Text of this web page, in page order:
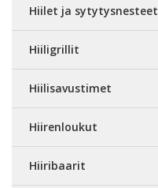
Hiilet ja sytytysnesteet
Hiiligrillit
Hiilisavustimet
Hiirenloukut
Hiiribaarit